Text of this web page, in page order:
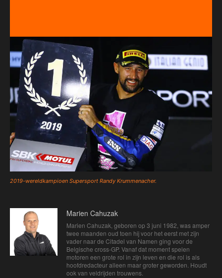
2019-wereldkampioen Supersport Randy Krummenacher.
Marien Cahuzak
Marien Cahuzak, geboren op 3 juni 1982, was amper
twee maanden oud toen hij voor het eerst met zijn
vader naar de Citadel van Namen ging voor de
Belgische cross-GP. Vanaf dat moment spelen
motoren een grote rol in zijn leven en die rol is als
hoofdredacteur alleen maar groter geworden. Houdt
ook van veldrijden trouwens.